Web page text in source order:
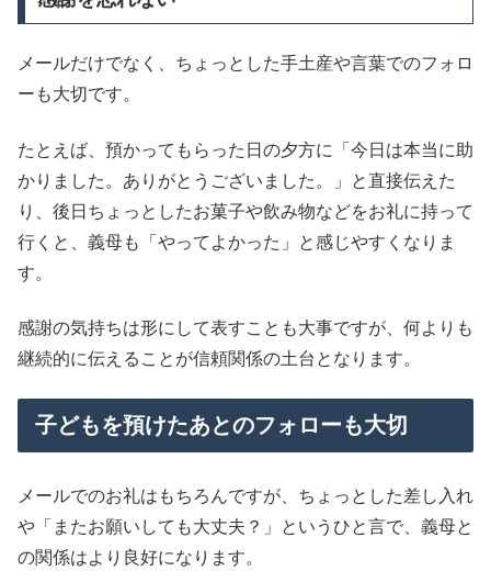
メールだけでなく、ちょっとした手土産や言葉でのフォロ
ーも大切です。
たとえば、預かってもらった日の夕方に「今日は本当に助
かりました。ありがとうございました。」と直接伝えた
り、後日ちょっとしたお菓子や飲み物などをお礼に持って
行くと、義母も「やってよかった」と感じやすくなりま
す。
感謝の気持ちは形にして表すことも大事ですが、何よりも
継続的に伝えることが信頼関係の土台となります。
子どもを預けたあとのフォローも大切
メールでのお礼はもちろんですが、ちょっとした差し入れ
や「またお願いしても大丈夫？」というひと言で、義母と
の関係はより良好になります。